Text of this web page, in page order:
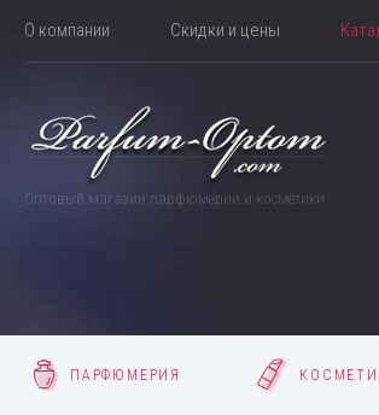
О компании Скидки и цены
Оптовый магазин парфюмерии и косметики
ПАРФЮМЕРИЯ